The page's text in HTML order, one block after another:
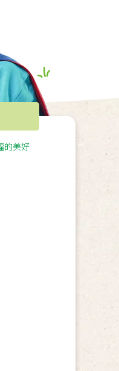
的美好